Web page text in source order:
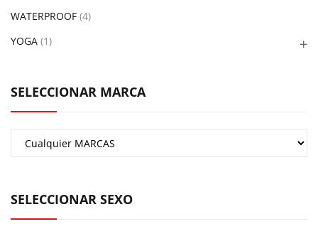
WATERPROOF (4)
YOGA (1)
SELECCIONAR MARCA
SELECCIONAR SEXO